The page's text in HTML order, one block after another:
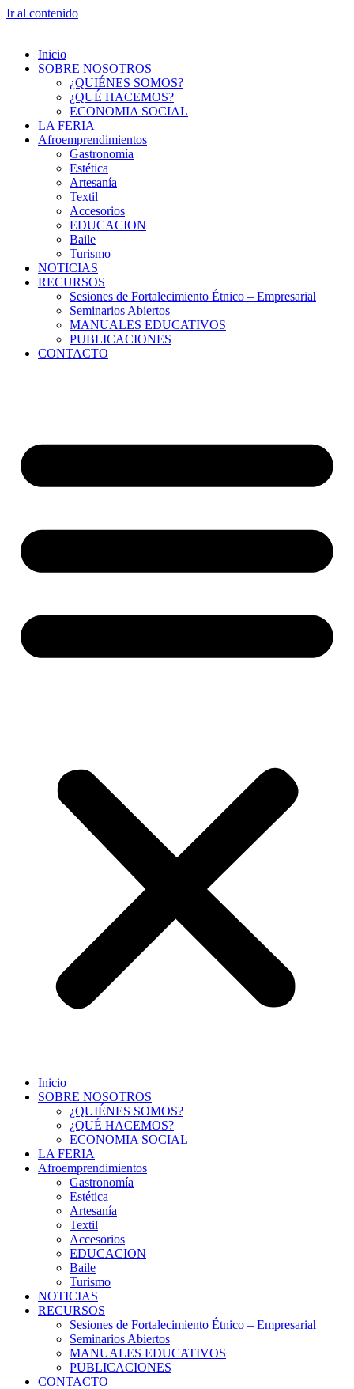
Ir al contenido
Inicio
SOBRE NOSOTROS
¿QUIÉNES SOMOS?
¿QUÉ HACEMOS?
ECONOMIA SOCIAL
LA FERIA
Afroemprendimientos
Gastronomía
Estética
Artesanía
Textil
Accesorios
EDUCACION
Baile
Turismo
NOTICIAS
RECURSOS
Sesiones de Fortalecimiento Étnico – Empresarial
Seminarios Abiertos
MANUALES EDUCATIVOS
PUBLICACIONES
CONTACTO
Inicio
SOBRE NOSOTROS
¿QUIÉNES SOMOS?
¿QUÉ HACEMOS?
ECONOMIA SOCIAL
LA FERIA
Afroemprendimientos
Gastronomía
Estética
Artesanía
Textil
Accesorios
EDUCACION
Baile
Turismo
NOTICIAS
RECURSOS
Sesiones de Fortalecimiento Étnico – Empresarial
Seminarios Abiertos
MANUALES EDUCATIVOS
PUBLICACIONES
CONTACTO